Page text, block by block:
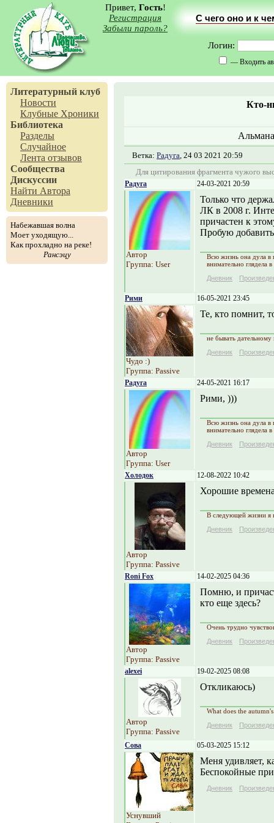
Привет, Гость!
Регистрация
Забыли пароль?
С чего оно и к
Логин:
— Входить
Литературный клуб
Новости
Клубные Хроники
Библиотека
Разделы
Случайное
Лента отзывов
Сообщества
Дискуссии
Найти Автора
Дневники
Набежавшая волна
Моет уходящую...
Как прохладно на реке!
Рансэцу
Кто-
Ветка: Радуга, 24 03 2021 20:59
Для цитирования фрагмента чужого
Радуга 24-03-2021 20:59
Автор
Группа: User
Только что
ЛК в 2008 г.
причастен к
Пробую
Всю жизнь она дула в
внимательно глядела
Дневник
Рими 16-05-2021 23:45
Чудо :)
Группа: Passive
Те, кто помнит,
не бывать
Дневник
Радуга 24-05-2021 16:17
Автор
Группа: User
Рими, )))
Всю жизнь она дула в
внимательно глядела
Дневник
Холодок 12-08-2022 10:42
Автор
Группа: Passive
Хорошие
В следующей жизни я
Дневник
Roni Fox 14-02-2025 04:36
Автор
Группа: Passive
Помню, и
кто еще здесь?
Очень трудно
Дневник
alexei 19-02-2025 08:08
Автор
Группа: Passive
Откликаюсь)
What does the
Дневник
Сова 05-03-2025 15:12
Уснувший
Меня удивляет,
Беспокойные
Дневник